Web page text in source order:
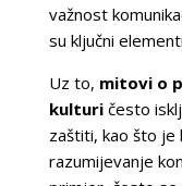
važnost
su ključni
Uz to, mitovi o
kulturičesto
zaštiti, kao što je
razumijevanje